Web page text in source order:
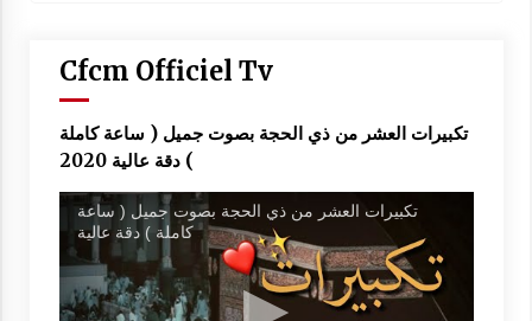
Cfcm Officiel Tv
تكبيرات العشر من ذي الحجة بصوت جميل ( ساعة كاملة
) دقة عالية 2020
تكبيرات العشر من ذي الحجة بصوت جميل ( ساعة
كاملة ) دقة عالية